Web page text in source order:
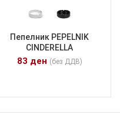
Пепелник PEPELNIK
CINDERELLA
83 ден (без ДДВ)